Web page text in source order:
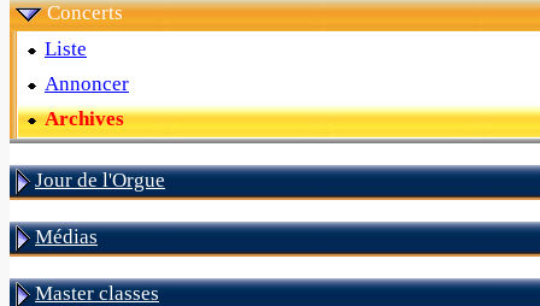
Concerts
Liste
Annoncer
Archives
Jour de l'Orgue
Médias
Master classes